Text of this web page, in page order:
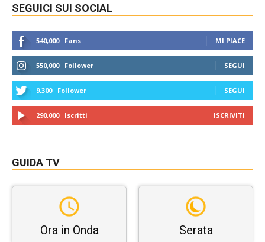
SEGUICI SUI SOCIAL
540,000 Fans MI PIACE
550,000 Follower SEGUI
9,300 Follower SEGUI
290,000 Iscritti ISCRIVITI
GUIDA TV
Ora in Onda Serata